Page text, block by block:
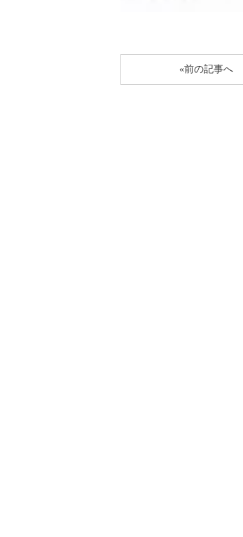
«前の記事へ